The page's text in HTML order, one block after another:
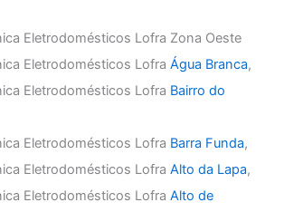
Eletrodomésticos Lofra Zona Oeste
Eletrodomésticos LofraÁgua Branca,
Eletrodomésticos Lofra Bairro do
Eletrodomésticos Lofra Barra Funda,
Eletrodomésticos LofraAlto da Lapa,
Eletrodomésticos LofraAlto de